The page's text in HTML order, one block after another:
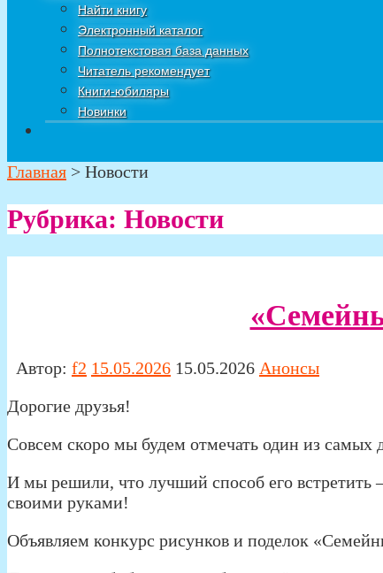
Найти книгу
Электронный каталог
Полнотекстовая база данных
Читатель рекомендует
Книги-юбиляры
Новинки
Главная > Новости
Рубрика: Новости
Автор: f2 15.05.2026 15.05.2026 Анонсы
Дорогие друзья!
Совсем скоро мы будем отмечать один из
И мы решили, что лучший способ его встретить
своими руками!
Объявляем конкурс рисунков и поделок